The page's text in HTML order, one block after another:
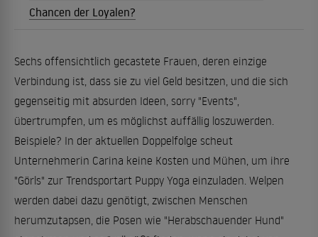
Chancen der Loyalen?
Sechs offensichtlich gecastete Frauen, deren einzige
Verbindung ist, dass sie zu viel Geld besitzen, und die sich
gegenseitig mit absurden Ideen, sorry "Events",
übertrumpfen, um es möglichst auffällig loszuwerden.
Beispiele? In der aktuellen Doppelfolge scheut
Unternehmerin Carina keine Kosten und Mühen, um ihre
"Görls" zur Trendsportart Puppy Yoga einzuladen. Welpen
werden dabei dazu genötigt, zwischen Menschen
herumzutapsen, die Posen wie "Herabschauender Hund"